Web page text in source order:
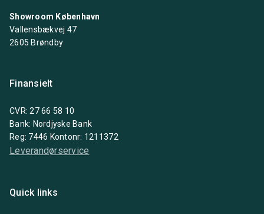
Showroom København
Vallensbækvej 47
2605 Brøndby
Finansielt
CVR: 27 66 58 10
Bank: Nordjyske Bank
Reg: 7446 Kontonr: 1211372
Leverandørservice
Quick links